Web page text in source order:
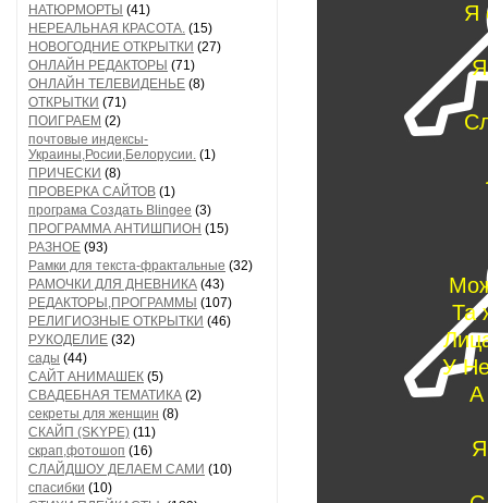
НАТЮРМОРТЫ (41)
НЕРЕАЛЬНАЯ КРАСОТА. (15)
НОВОГОДНИЕ ОТКРЫТКИ (27)
ОНЛАЙН РЕДАКТОРЫ (71)
ОНЛАЙН ТЕЛЕВИДЕНЬЕ (8)
ОТКРЫТКИ (71)
ПОИГРАЕМ (2)
почтовые индексы-
Украины,Росии,Белорусии. (1)
ПРИЧЕСКИ (8)
ПРОВЕРКА САЙТОВ (1)
програма Создать Blingee (3)
ПРОГРАММА АНТИШПИОН (15)
РАЗНОЕ (93)
Рамки для текста-фрактальные (32)
РАМОЧКИ ДЛЯ ДНЕВНИКА (43)
РЕДАКТОРЫ,ПРОГРАММЫ (107)
РЕЛИГИОЗНЫЕ ОТКРЫТКИ (46)
РУКОДЕЛИЕ (32)
сады (44)
САЙТ АНИМАШЕК (5)
СВАДЕБНАЯ ТЕМАТИКА (2)
секреты для женщин (8)
СКАЙП (SKYPE) (11)
скрап,фотошоп (16)
СЛАЙДШОУ ДЕЛАЕМ САМИ (10)
спасибки (10)
Я
Я
Та
У
А